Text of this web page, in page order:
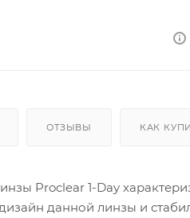
ОТЗЫВЫ КАК
Proclear 1-Day
данной линзы и